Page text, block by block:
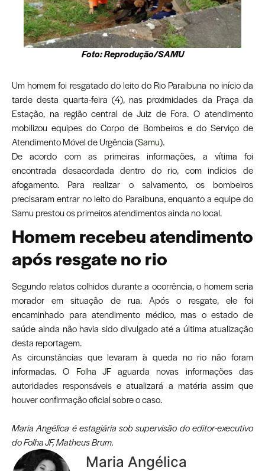
Foto: Reprodução/SAMU
Um homem foi resgatado do leito do Rio Paraibuna no início da
tarde desta quarta-feira (4), nas proximidades da Praça da
Estação, na região central de Juiz de Fora. O atendimento
mobilizou equipes do Corpo de Bombeiros e do Serviço de
Atendimento Móvel de Urgência (Samu).
De acordo com as primeiras informações, a vítima foi
encontrada desacordada dentro do rio, com indícios de
afogamento. Para realizar o salvamento, os bombeiros
precisaram entrar no leito do Paraibuna, enquanto a equipe do
Samu prestou os primeiros atendimentos ainda no local.
Homem recebeu atendimento
após resgate no rio
Segundo relatos colhidos durante a ocorrência, o homem seria
morador em situação de rua. Após o resgate, ele foi
encaminhado para atendimento médico, mas o estado de
saúde ainda não havia sido divulgado até a última atualização
desta reportagem.
As circunstâncias que levaram à queda no rio não foram
informadas. O Folha JFaguarda novas informações das
autoridades responsáveis e atualizará a matéria assim que
houver confirmação oficial sobre o caso.
Maria Angélica é estagiária sob supervisão do editor-executivo
do Folha JF, Matheus Brum.
Maria Angélica